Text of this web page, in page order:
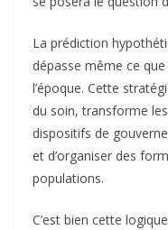
La prédiction
dépasse même ce
l’époque. Cette
du soin, transforme
dispositifs de
et d’organiser des
populations.
C’est bien cette